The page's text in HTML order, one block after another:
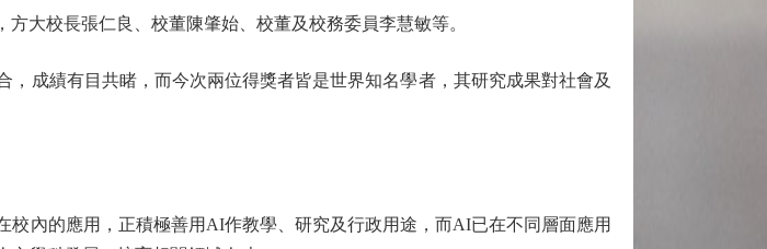
校長張仁良、校董陳肇始、校董及校務委員李慧敏等。
績有目共睹，而今次兩位得獎者皆是世界知名學者，其研究成果對社會及
的應用，正積極善用AI作教學、研究及行政用途，而AI已在不同層面應用